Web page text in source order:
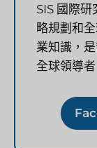
SIS 國際
略規劃和
業知識，
全球領導者